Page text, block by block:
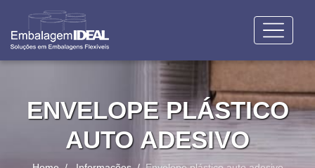
ENVELOPE PLÁSTICO
AUTO ADESIVO